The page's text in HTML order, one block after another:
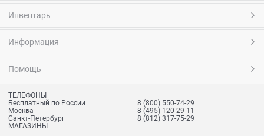
Инвентарь
Информация
Помощь
ТЕЛЕФОНЫ
Бесплатный по России
8 (800) 550-74-29
Москва
8 (495) 120-29-11
Санкт-Петербург
8 (812) 317-75-29
МАГАЗИНЫ